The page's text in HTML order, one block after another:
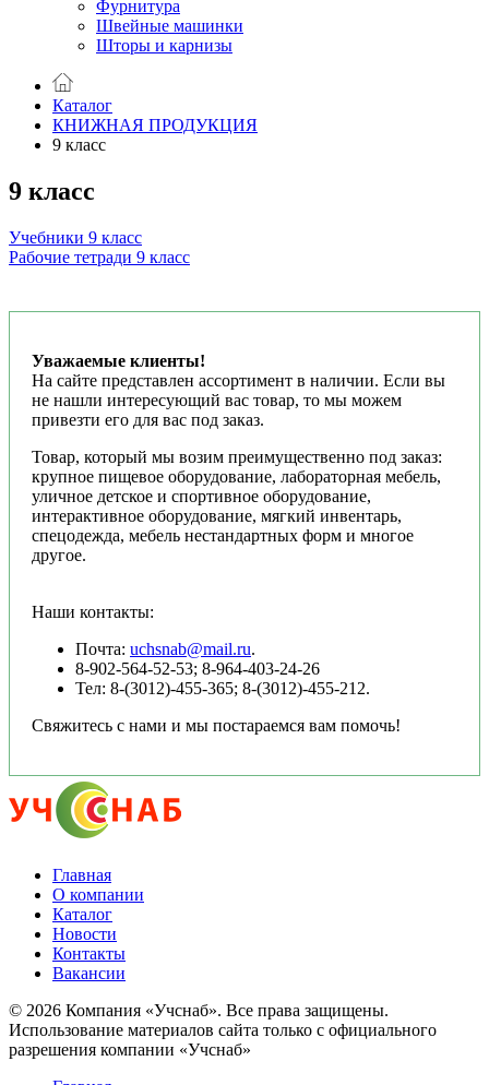
Фурнитура
Швейные машинки
Шторы и карнизы
Каталог
КНИЖНАЯ ПРОДУКЦИЯ
9 класс
9 класс
Учебники 9 класс
Рабочие тетради 9 класс
Уважаемые клиенты!
На сайте представлен ассортимент в наличии. Если вы
не нашли интересующий вас товар, то мы можем
привезти его для вас под заказ.
Товар, который мы возим преимущественно под заказ:
крупное пищевое оборудование, лабораторная мебель,
уличное детское и спортивное оборудование,
интерактивное оборудование, мягкий инвентарь,
спецодежда, мебель нестандартных форм и многое
другое.
Наши контакты:
Почта: uchsnab@mail.ru.
8-902-564-52-53; 8-964-403-24-26
Тел: 8-(3012)-455-365; 8-(3012)-455-212.
Свяжитесь с нами и мы постараемся вам помочь!
Главная
О компании
Каталог
Новости
Контакты
Вакансии
© 2026 Компания «Учснаб». Все права защищены.
Использование материалов сайта только с официального
разрешения компании «Учснаб»